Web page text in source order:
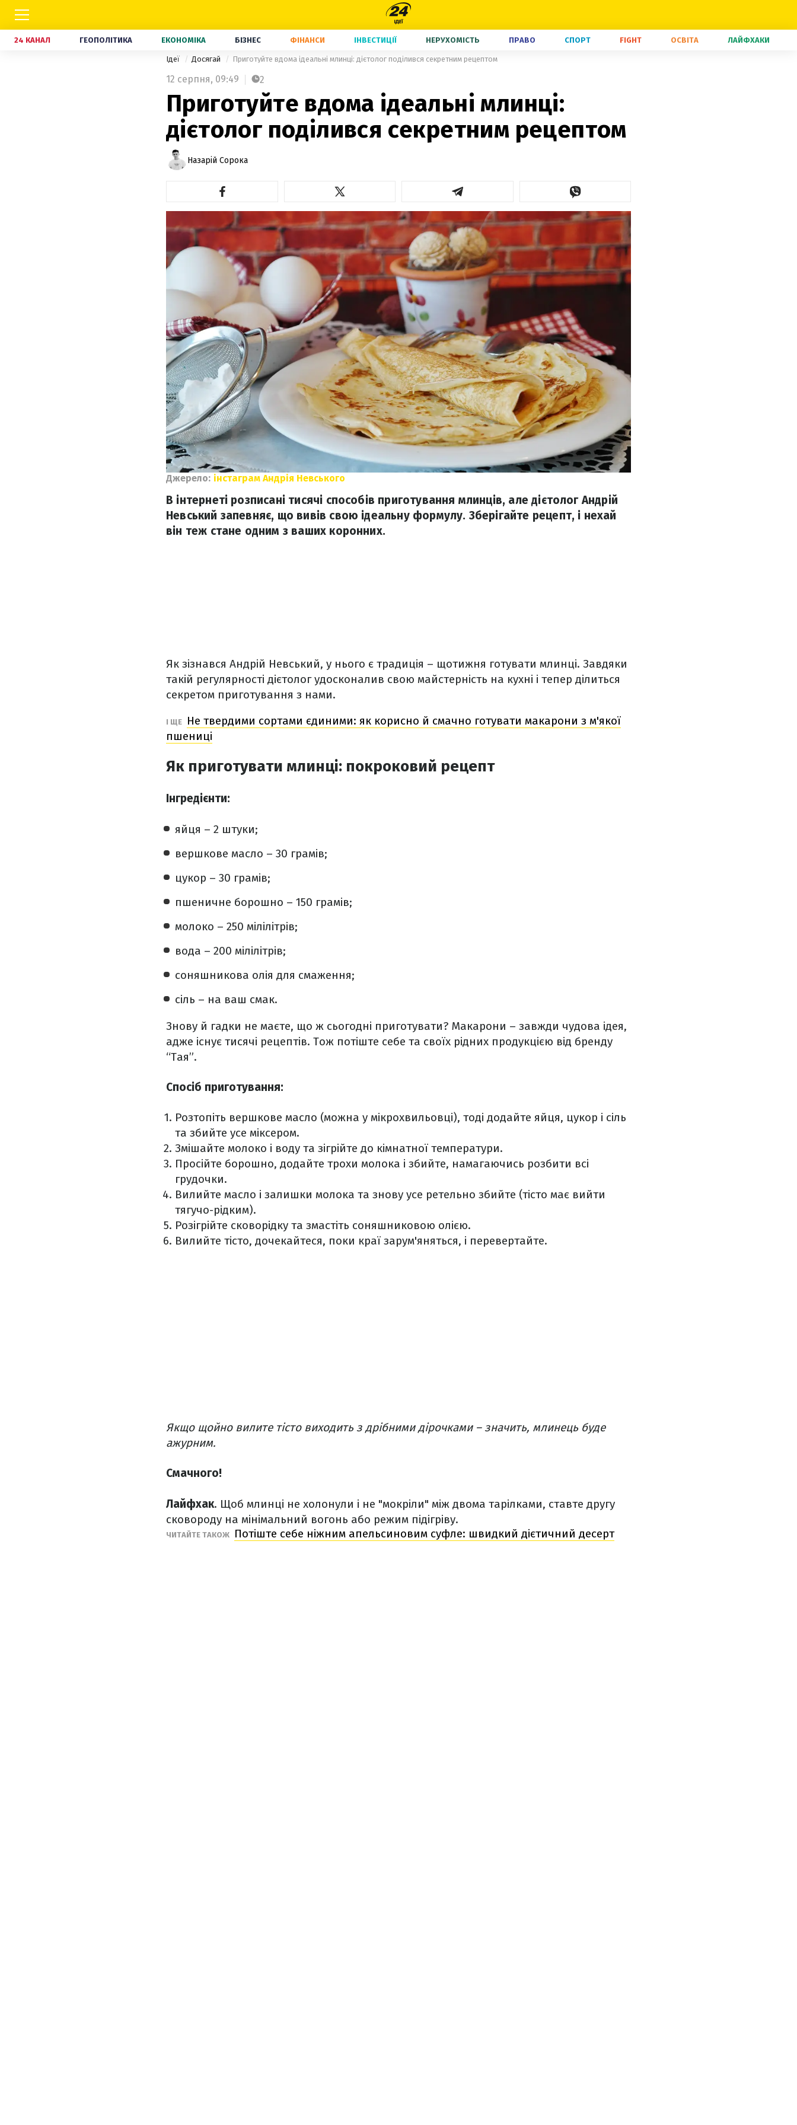
24 КАНАЛ ГЕОПОЛІТИКА ЕКОНОМІКА БІЗНЕС ФІНАНСИ ІНВЕСТИЦІЇ НЕРУХОМІСТЬ ПРАВО СПОРТ FIGHT ОСВІТА ЛАЙФХАКИ
Ідеї Досягай Приготуйте вдома ідеальні млинці: дієтолог поділився секретним рецептом
12 серпня, 09:49 2
Приготуйте вдома ідеальні млинці:
дієтолог поділився секретним рецептом
Назарій Сорока
Джерело: інстаграм Андрія Невського
В інтернеті розписані тисячі способів приготування млинців, але дієтолог Андрій
Невський запевняє, що вивів свою ідеальну формулу. Зберігайте рецепт, і нехай
він теж стане одним з ваших коронних.
Як зізнався Андрій Невський, у нього є традиція – щотижня готувати млинці. Завдяки
такій регулярності дієтолог удосконалив свою майстерність на кухні і тепер ділиться
секретом приготування з нами.
І ЩЕ
Не твердими сортами єдиними: як корисно й смачно готувати макарони з м'якої
пшениці
Як приготувати млинці: покроковий рецепт
Інгредієнти:
яйця – 2 штуки;
вершкове масло – 30 грамів;
цукор – 30 грамів;
пшеничне борошно – 150 грамів;
молоко – 250 мілілітрів;
вода – 200 мілілітрів;
соняшникова олія для смаження;
сіль – на ваш смак.
Знову й гадки не маєте, що ж сьогодні приготувати? Макарони – завжди чудова ідея,
адже існує тисячі рецептів. Тож потіште себе та своїх рідних продукцією від бренду
“Тая”.
Спосіб приготування:
Розтопіть вершкове масло (можна у мікрохвильовці), тоді додайте яйця, цукор і сіль
та збийте усе міксером.
Змішайте молоко і воду та зігрійте до кімнатної температури.
Просійте борошно, додайте трохи молока і збийте, намагаючись розбити всі
грудочки.
Вилийте масло і залишки молока та знову усе ретельно збийте (тісто має вийти
тягучо-рідким).
Розігрійте сковорідку та змастіть соняшниковою олією.
Вилийте тісто, дочекайтеся, поки краї зарум'яняться, і перевертайте.
Якщо щойно вилите тісто виходить з дрібними дірочками – значить, млинець буде
ажурним.
Смачного!
Лайфхак. Щоб млинці не холонули і не "мокріли" між двома тарілками, ставте другу
сковороду на мінімальний вогонь або режим підігріву.
ЧИТАЙТЕ ТАКОЖ Потіште себе ніжним апельсиновим суфле: швидкий дієтичний десерт